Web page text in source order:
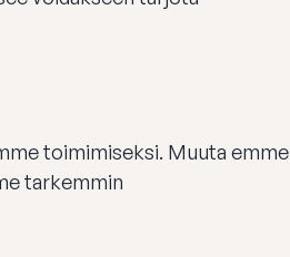
toimimiseksi. Muuta emme
tarkemmin